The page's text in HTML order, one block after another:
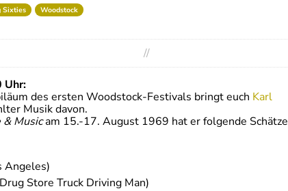
Sixties Woodstock
//
Uhr:
des ersten Woodstock-Festivals bringt euch Karl
Musik davon.
& Musicam 15.-17. August 1969 hat er folgende Schätze
Angeles)
Store Truck Driving Man)